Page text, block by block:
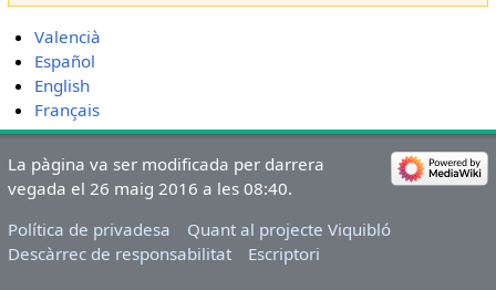
Valencià
Español
English
Français
La pàgina va ser modificada per darrera
vegada el 26 maig 2016 a les 08:40.
Política de privadesa
Quant al projecte Viquibló
Descàrrec de responsabilitat
Escriptori